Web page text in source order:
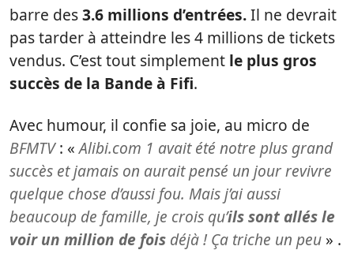
barre des3.6 millions d’entrées.Il ne devrait
pas tarder à atteindre les 4 millions de tickets
vendus. C’est tout simplement le plus gros
succès de la Bande à Fifi.
Avec humour, il confie sa joie, au micro de
BFMTV: «Alibi.com 1 avait été notre plus grand
succès et jamais on aurait pensé un jour revivre
quelque chose d’aussi fou. Mais j’ai aussi
beaucoup de famille, je crois qu’ils sont allés le
voir un million de fois déjà ! Ça triche un peu » .